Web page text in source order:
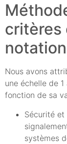
critères
notation
Nous avons
une échelle de
fonction de sa
Sécurité
systèmes